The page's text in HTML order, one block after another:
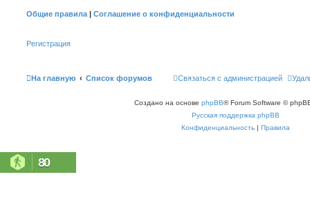
Общие правила | Соглашение о конфиденциальности
Регистрация
На главную Список форумов Связаться с администрацией
Создано на основе phpBB® Forum Software ©
Русская поддержка phpBB
Конфиденциальность | Правила
80